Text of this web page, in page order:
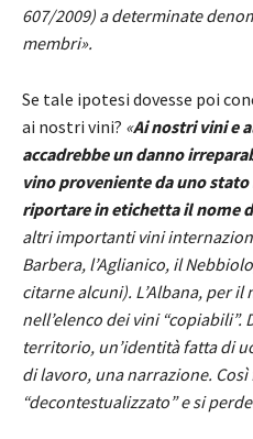
607/2009) a determinate
membri».
Se tale ipotesi dovesse poi
ai nostri vini? «Ai nostri vini e
accadrebbe un danno
vino proveniente da uno
riportare in etichetta il nome
altri importanti vini
Barbera, l’Aglianico, il
citarne alcuni). L’Albana, per
nell’elenco dei vini
territorio, un’identità fatta di
di lavoro, una narrazione.
“decontestualizzato” e si